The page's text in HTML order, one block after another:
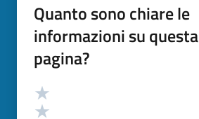
Quanto sono chiare le
informazioni su questa
pagina?
Valutazione